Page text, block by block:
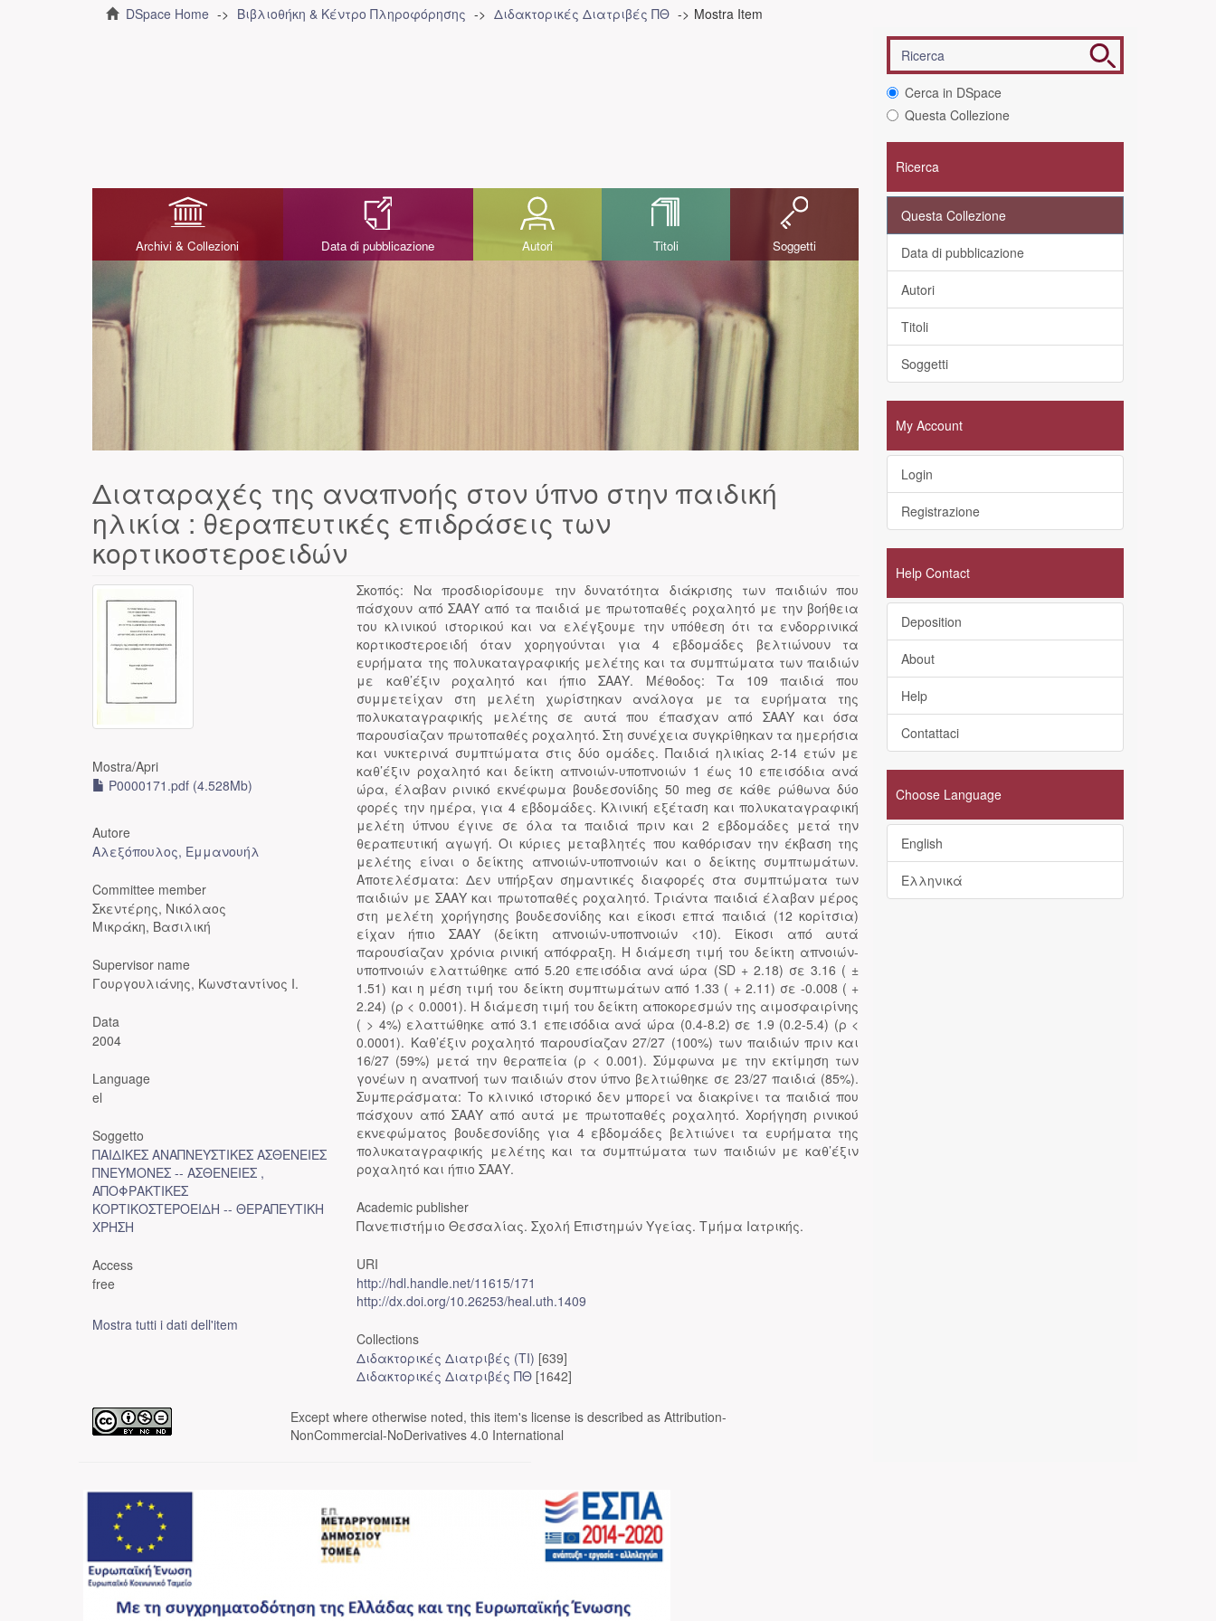
DSpace Home Βιβλιοθήκη & Κέντρο Πληροφόρησης Διδακτορικές Διατριβές ΠΘ Mostra Item
Archivi & Collezioni Data di pubblicazione Autori Titoli Soggetti
Διαταραχές της αναπνοής στον ύπνο στην παιδική
ηλικία : θεραπευτικές επιδράσεις των
κορτικοστεροειδών
Mostra/Apri
P0000171.pdf (4.528Mb)
Autore
Αλεξόπουλος, Εμμανουήλ
Committee member
Σκεντέρης, Νικόλαος
Μικράκη, Βασιλική
Supervisor name
Γουργουλιάνης, Κωνσταντίνος Ι.
Data
2004
Language
el
Soggetto
ΠΑΙΔΙΚΕΣ ΑΝΑΠΝΕΥΣΤΙΚΕΣ ΑΣΘΕΝΕΙΕΣ
ΠΝΕΥΜΟΝΕΣ -- ΑΣΘΕΝΕΙΕΣ ,
ΑΠΟΦΡΑΚΤΙΚΕΣ
ΚΟΡΤΙΚΟΣΤΕΡΟΕΙΔΗ -- ΘΕΡΑΠΕΥΤΙΚΗ
ΧΡΗΣΗ
Access
free
Mostra tutti i dati dell'item
Σκοπός: Να προσδιορίσουμε την δυνατότητα διάκρισης των παιδιών που
πάσχουν από ΣΑΑΥ από τα παιδιά με πρωτοπαθές ροχαλητό με την βοήθεια
του κλινικού ιστορικού και να ελέγξουμε την υπόθεση ότι τα ενδορρινικά
κορτικοστεροειδή όταν χορηγούνται για 4 εβδομάδες βελτιώνουν τα
ευρήματα της πολυκαταγραφικής μελέτης και τα συμπτώματα των παιδιών
με καθ’έξιν ροχαλητό και ήπιο ΣΑΑΥ. Μέθοδος: Τα 109 παιδιά που
συμμετείχαν στη μελέτη χωρίστηκαν ανάλογα με τα ευρήματα της
πολυκαταγραφικής μελέτης σε αυτά που έπασχαν από ΣΑΑΥ και όσα
παρουσίαζαν πρωτοπαθές ροχαλητό. Στη συνέχεια συγκρίθηκαν τα ημερήσια
και νυκτερινά συμπτώματα στις δύο ομάδες. Παιδιά ηλικίας 2-14 ετών με
καθ’έξιν ροχαλητό και δείκτη απνοιών-υποπνοιών 1 έως 10 επεισόδια ανά
ώρα, έλαβαν ρινικό εκνέφωμα βουδεσονίδης 50 meg σε κάθε ρώθωνα δύο
φορές την ημέρα, για 4 εβδομάδες. Κλινική εξέταση και πολυκαταγραφική
μελέτη ύπνου έγινε σε όλα τα παιδιά πριν και 2 εβδομάδες μετά την
θεραπευτική αγωγή. Οι κύριες μεταβλητές που καθόρισαν την έκβαση της
μελέτης είναι ο δείκτης απνοιών-υποπνοιών και ο δείκτης συμπτωμάτων.
Αποτελέσματα: Δεν υπήρξαν σημαντικές διαφορές στα συμπτώματα των
παιδιών με ΣΑΑΥ και πρωτοπαθές ροχαλητό. Τριάντα παιδιά έλαβαν μέρος
στη μελέτη χορήγησης βουδεσονίδης και είκοσι επτά παιδιά (12 κορίτσια)
είχαν ήπιο ΣΑΑΥ (δείκτη απνοιών-υποπνοιών <10). Είκοσι από αυτά
παρουσίαζαν χρόνια ρινική απόφραξη. Η διάμεση τιμή του δείκτη απνοιών-
υποπνοιών ελαττώθηκε από 5.20 επεισόδια ανά ώρα (SD + 2.18) σε 3.16 ( ±
1.51) και η μέση τιμή του δείκτη συμπτωμάτων από 1.33 ( + 2.11) σε -0.008 ( +
2.24) (ρ < 0.0001). Η διάμεση τιμή του δείκτη αποκορεσμών της αιμοσφαιρίνης
( > 4%) ελαττώθηκε από 3.1 επεισόδια ανά ώρα (0.4-8.2) σε 1.9 (0.2-5.4) (ρ <
0.0001). Καθ’έξιν ροχαλητό παρουσίαζαν 27/27 (100%) των παιδιών πριν και
16/27 (59%) μετά την θεραπεία (ρ < 0.001). Σύμφωνα με την εκτίμηση των
γονέων η αναπνοή των παιδιών στον ύπνο βελτιώθηκε σε 23/27 παιδιά (85%).
Συμπεράσματα: Το κλινικό ιστορικό δεν μπορεί να διακρίνει τα παιδιά που
πάσχουν από ΣΑΑΥ από αυτά με πρωτοπαθές ροχαλητό. Χορήγηση ρινικού
εκνεφώματος βουδεσονίδης για 4 εβδομάδες βελτιώνει τα ευρήματα της
πολυκαταγραφικής μελέτης και τα συμπτώματα των παιδιών με καθ’έξιν
ροχαλητό και ήπιο ΣΑΑΥ.
Academic publisher
Πανεπιστήμιο Θεσσαλίας. Σχολή Επιστημών Υγείας. Τμήμα Ιατρικής.
URI
http://hdl.handle.net/11615/171
http://dx.doi.org/10.26253/heal.uth.1409
Collections
Διδακτορικές Διατριβές (ΤΙ) [639]
Διδακτορικές Διατριβές ΠΘ [1642]
Except where otherwise noted, this item's license is described as Attribution-
NonCommercial-NoDerivatives 4.0 International
Cerca in DSpace
Questa Collezione
Ricerca
Questa Collezione
Data di pubblicazione
Autori
Titoli
Soggetti
My Account
Login
Registrazione
Help Contact
Deposition
About
Help
Contattaci
Choose Language
English
Ελληνικά